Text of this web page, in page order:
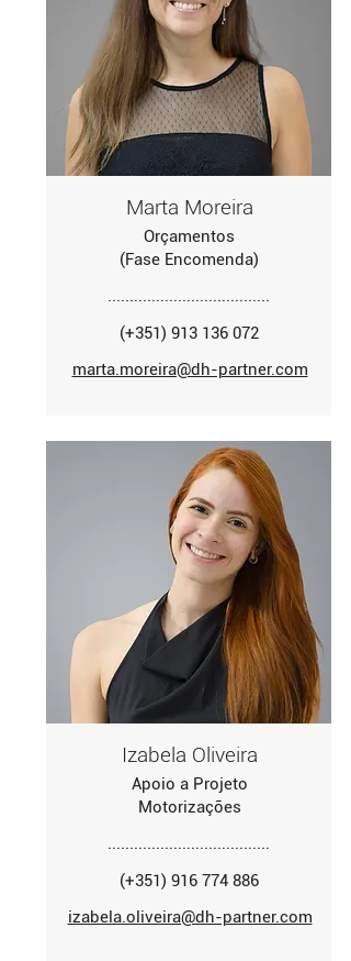
Marta Moreira
Orçamentos
(Fase Encomenda)
.....................................
(+351) 913 136 072
marta.moreira@dh-partner.com
Izabela Oliveira
Apoio a Projeto
Motorizações
.....................................
(+351) 916 774 886
izabela.oliveira@dh-partner.com